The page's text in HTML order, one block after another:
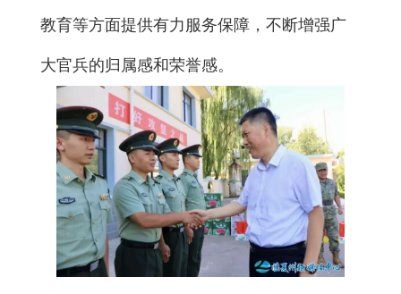
教育等方面提供有力服务保障，不断增强广
大官兵的归属感和荣誉感。